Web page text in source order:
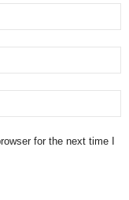
for the next time I